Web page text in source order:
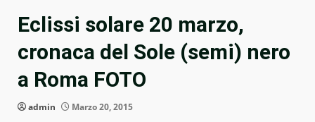
Eclissi solare 20 marzo,
cronaca del Sole (semi) nero
a Roma FOTO
admin Marzo 20, 2015